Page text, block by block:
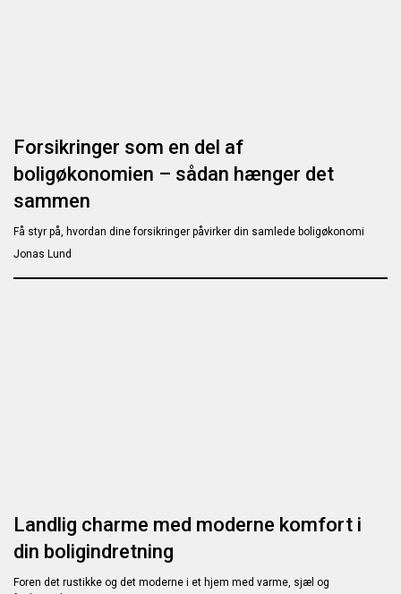
Forsikringer som en del af
boligøkonomien – sådan hænger det
sammen
Få styr på, hvordan dine forsikringer påvirker din samlede boligøkonomi
Jonas Lund
Landlig charme med moderne komfort i
din boligindretning
Foren det rustikke og det moderne i et hjem med varme, sjæl og